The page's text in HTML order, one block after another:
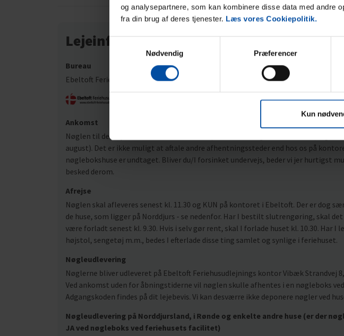
og analysepartnere, som kan kombinere disse data med andre
fra din brug af deres tjenester. Læs vores Cookiepolitik.
Nødvendig
Præferencer
Kun
Lejeinformation
Bureau
Ebeltoft Feriehusudlejning
Ankomst
Nøglen til det lejede feriehus kan afhentes på ankomstdagen fra kl. 15.00 (dog kl.
august). Det er ikke muligt at aftale andre afhentningssteder end hos os på
nøglebokshuse er undtaget. Bliver du/I forsinket undervejs, beder vi jer hurtigst
besked derom.
Afrejse
Nøglen skal afleveres senest kl. 11.30 og KUN på kontoret i Ebeltoft. Der er dog
de huse, som ligger på Norddjurs - se nedenfor. Har I bestilt slutrengøring, skal
være forladt senest kl. 9.30. Hvis i selv gør rent, skal I forlade huset kl. 10.30. Har I
højstol, sengetøj m.m., bedes I efterlade disse ting samlet og synlige i feriehuset.
Nøgleudlevering
Nøglerne bliver udleveret på Ebeltoft Feriehusudlejnings kontor Vibæk Strandvej
Ved ankomst uden for åbningstiderne vil nøglen skulle afhentes i en nøgleboks
Adgangskoden findes på dit lejebevis. Vi kan desværre ikke deponere nøgler ved
Nøgleudlevering på Norddjursland, i Rønde og enkelte andre huse (er der
JA ved nøgleboks ved feriehusets facilitet)